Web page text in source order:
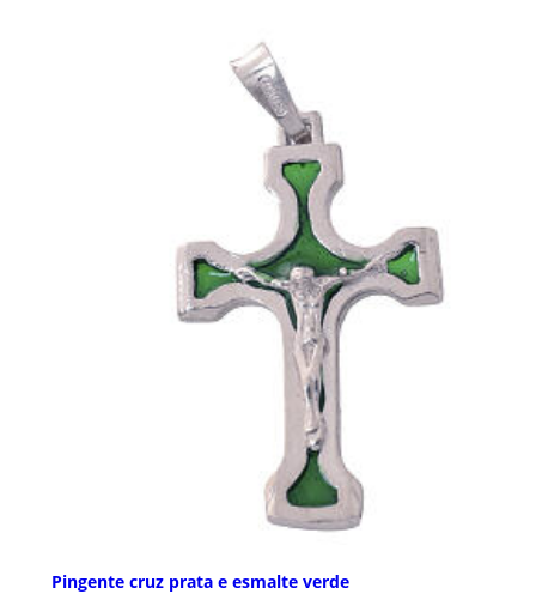
Pingente cruz prata e esmalte verde